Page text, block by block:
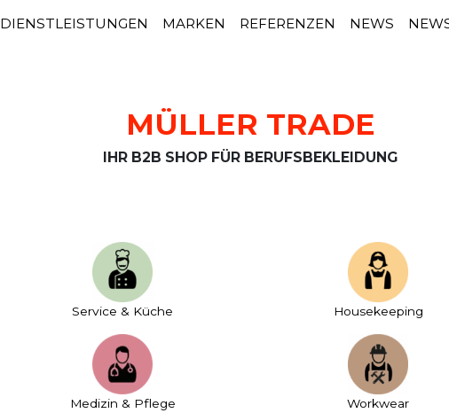
DIENSTLEISTUNGEN MARKEN REFERENZEN NEWS
MÜLLER TRADE
IHR B2B SHOP FÜR BERUFSBEKLEIDUNG
Service & Küche House­keeping
Medizin & Pflege Workwear